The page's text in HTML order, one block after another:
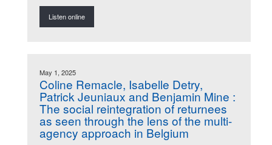
Listen online
May 1, 2025
Coline Remacle, Isabelle Detry,
Patrick Jeuniaux and Benjamin Mine :
The social reintegration of returnees
as seen through the lens of the multi-
agency approach in Belgium